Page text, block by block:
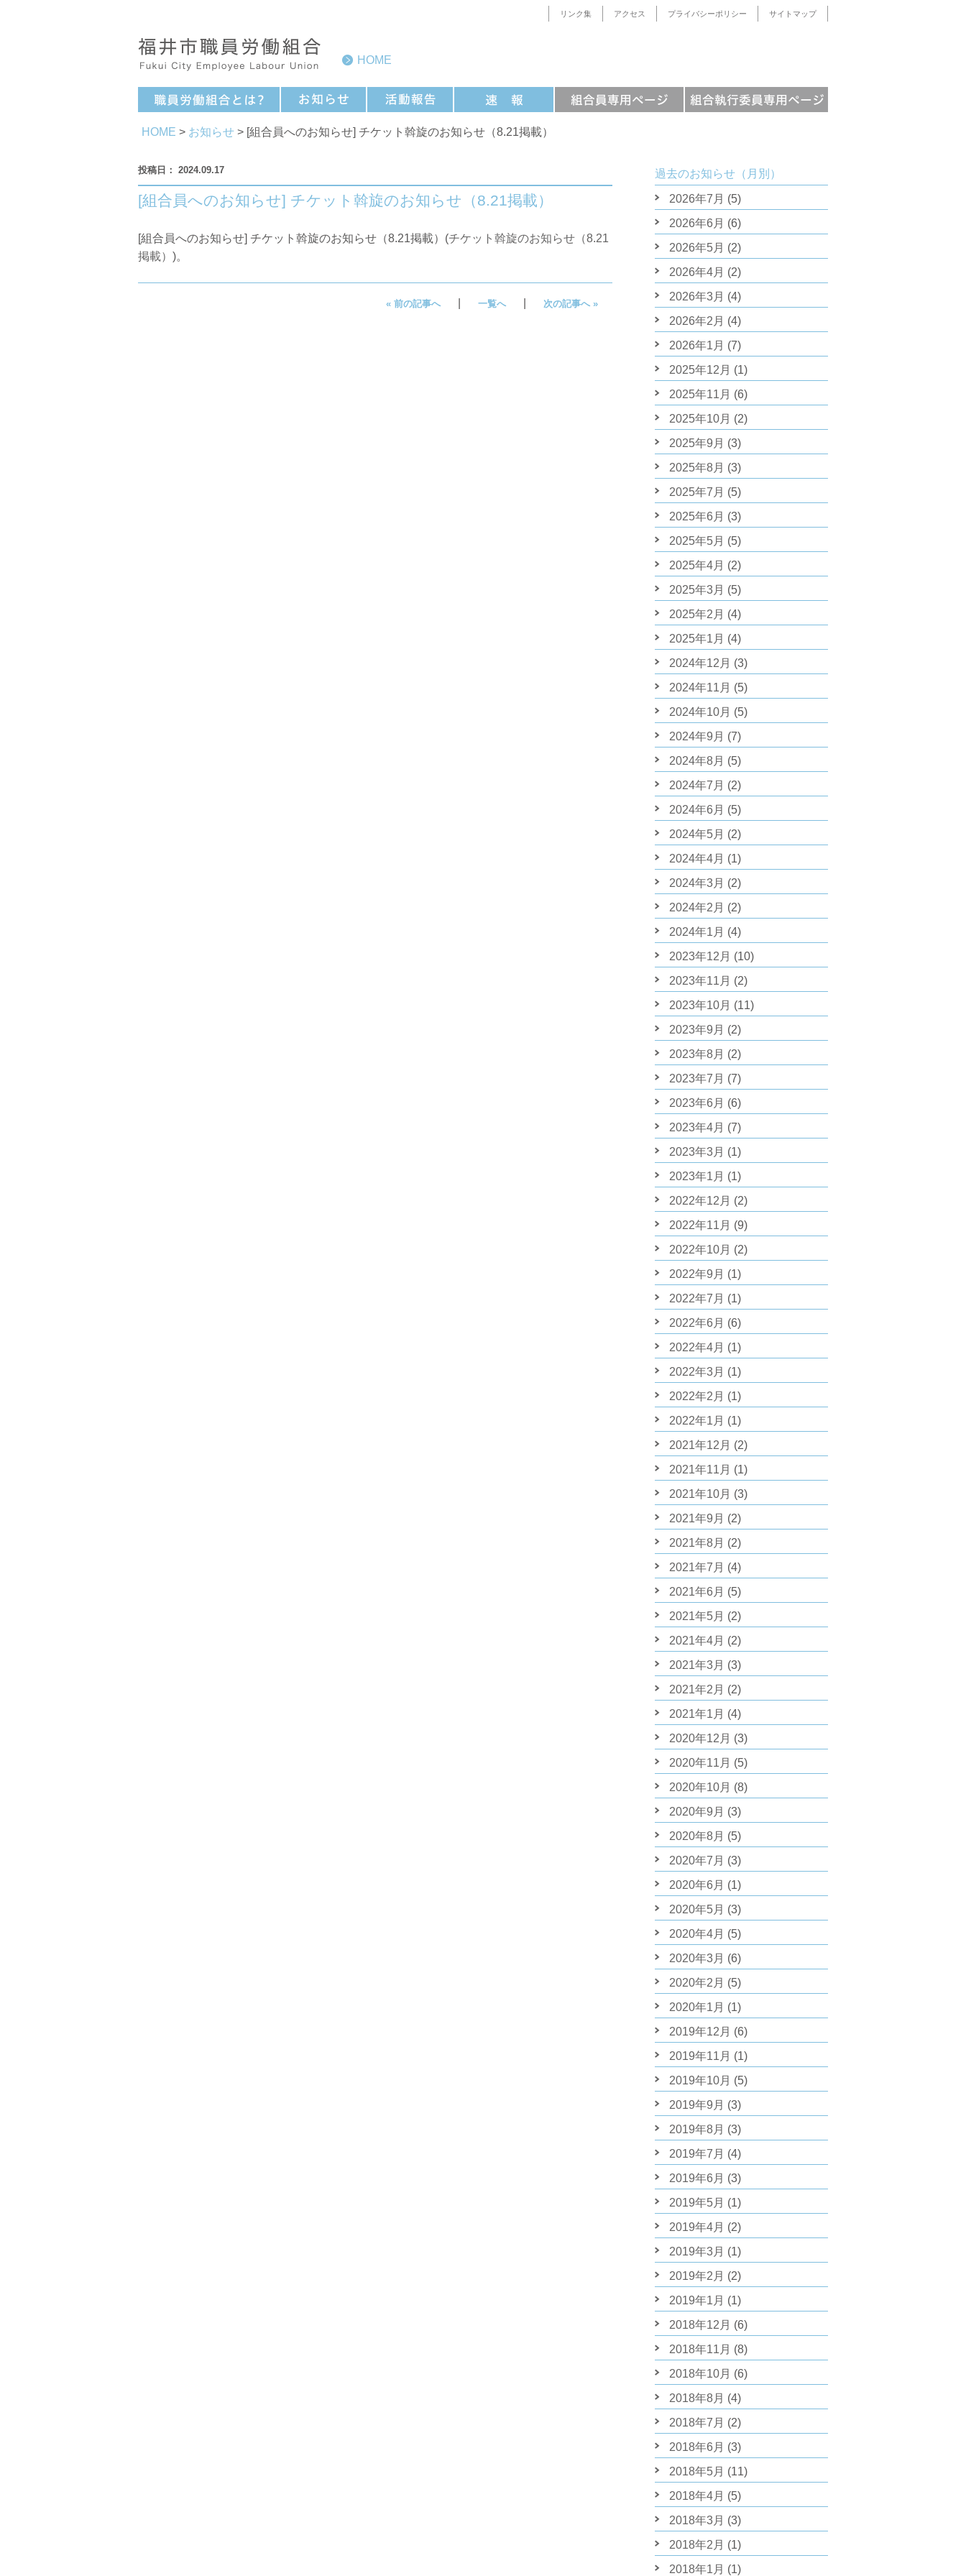
リンク集 アクセス プライバシーポリシー サイトマップ
HOME
HOME > お知らせ > [組合員へのお知らせ] チケット斡旋のお知らせ（8.21掲載）
2024.09.17
[組合員へのお知らせ] チケット斡旋のお知らせ（8.21掲載）
[組合員へのお知らせ] チケット斡旋のお知らせ（8.21掲載）(チケット斡旋のお知らせ（8.21
掲載） )。
« 前の記事へ 一覧へ 次の記事へ »
過去のお知らせ（月別）
2026年7月 (5)
2026年6月 (6)
2026年5月 (2)
2026年4月 (2)
2026年3月 (4)
2026年2月 (4)
2026年1月 (7)
2025年12月 (1)
2025年11月 (6)
2025年10月 (2)
2025年9月 (3)
2025年8月 (3)
2025年7月 (5)
2025年6月 (3)
2025年5月 (5)
2025年4月 (2)
2025年3月 (5)
2025年2月 (4)
2025年1月 (4)
2024年12月 (3)
2024年11月 (5)
2024年10月 (5)
2024年9月 (7)
2024年8月 (5)
2024年7月 (2)
2024年6月 (5)
2024年5月 (2)
2024年4月 (1)
2024年3月 (2)
2024年2月 (2)
2024年1月 (4)
2023年12月 (10)
2023年11月 (2)
2023年10月 (11)
2023年9月 (2)
2023年8月 (2)
2023年7月 (7)
2023年6月 (6)
2023年4月 (7)
2023年3月 (1)
2023年1月 (1)
2022年12月 (2)
2022年11月 (9)
2022年10月 (2)
2022年9月 (1)
2022年7月 (1)
2022年6月 (6)
2022年4月 (1)
2022年3月 (1)
2022年2月 (1)
2022年1月 (1)
2021年12月 (2)
2021年11月 (1)
2021年10月 (3)
2021年9月 (2)
2021年8月 (2)
2021年7月 (4)
2021年6月 (5)
2021年5月 (2)
2021年4月 (2)
2021年3月 (3)
2021年2月 (2)
2021年1月 (4)
2020年12月 (3)
2020年11月 (5)
2020年10月 (8)
2020年9月 (3)
2020年8月 (5)
2020年7月 (3)
2020年6月 (1)
2020年5月 (3)
2020年4月 (5)
2020年3月 (6)
2020年2月 (5)
2020年1月 (1)
2019年12月 (6)
2019年11月 (1)
2019年10月 (5)
2019年9月 (3)
2019年8月 (3)
2019年7月 (4)
2019年6月 (3)
2019年5月 (1)
2019年4月 (2)
2019年3月 (1)
2019年2月 (2)
2019年1月 (1)
2018年12月 (6)
2018年11月 (8)
2018年10月 (6)
2018年8月 (4)
2018年7月 (2)
2018年6月 (3)
2018年5月 (11)
2018年4月 (5)
2018年3月 (3)
2018年2月 (1)
2018年1月 (1)